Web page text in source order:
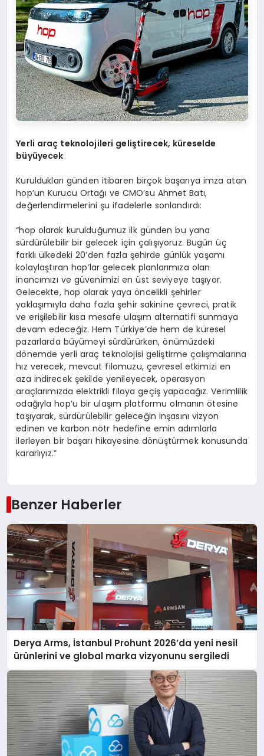
Yerli araç teknolojileri geliştirecek, küreselde
büyüyecek
Kuruldukları günden itibaren birçok başarıya imza atan
hop’un Kurucu Ortağı ve CMO’su Ahmet Batı,
değerlendirmelerini şu ifadelerle sonlandırdı:
“hop olarak kurulduğumuz ilk günden bu yana
sürdürülebilir bir gelecek için çalışıyoruz. Bugün üç
farklı ülkedeki 20’den fazla şehirde günlük yaşamı
kolaylaştıran hop’lar gelecek planlarımıza olan
inancımızı ve güvenimizi en üst seviyeye taşıyor.
Gelecekte, hop olarak yaya öncelikli şehirler
yaklaşımıyla daha fazla şehir sakinine çevreci, pratik
ve erişilebilir kısa mesafe ulaşım alternatifi sunmaya
devam edeceğiz. Hem Türkiye’de hem de küresel
pazarlarda büyümeyi sürdürürken, önümüzdeki
dönemde yerli araç teknolojisi geliştirme çalışmalarına
hız verecek, mevcut filomuzu, çevresel etkimizi en
aza indirecek şekilde yenileyecek, operasyon
araçlarımızda elektrikli filoya geçiş yapacağız. Verimlilik
odağıyla hop’u bir ulaşım platformu olmanın ötesine
taşıyarak, sürdürülebilir geleceğin inşasını vizyon
edinen ve karbon nötr hedefine emin adımlarla
ilerleyen bir başarı hikayesine dönüştürmek konusunda
kararlıyız.”
Benzer Haberler
Derya Arms, İstanbul Prohunt 2026’da yeni nesil
ürünlerini ve global marka vizyonunu sergiledi